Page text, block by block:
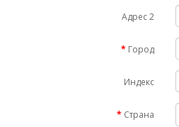
Адрес 2
Город
Индекс
Страна